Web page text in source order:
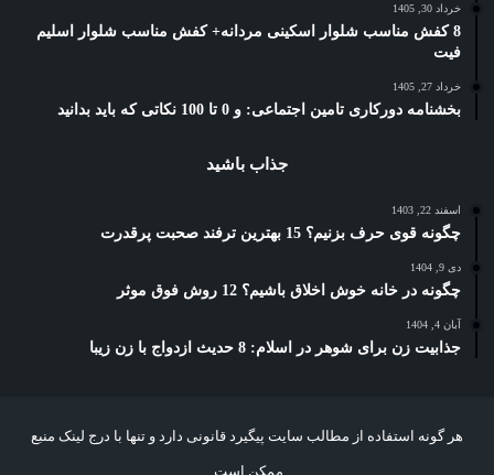
خرداد 30, 1405
8 کفش مناسب شلوار اسکینی مردانه+ کفش مناسب شلوار اسلیم
فیت
خرداد 27, 1405
بخشنامه دورکاری تامین اجتماعی: و 0 تا 100 نکاتی که باید بدانید
جذاب باشید
اسفند 22, 1403
چگونه قوی حرف بزنیم؟ 15 بهترین ترفند صحبت پرقدرت
دی 9, 1404
چگونه در خانه خوش اخلاق باشیم؟ 12 روش فوق موثر
آبان 4, 1404
جذابیت زن برای شوهر در اسلام: 8 حدیث ازدواج با زن زیبا
هر گونه استفاده از مطالب سایت پیگیرد قانونی دارد و تنها با درج لینک منبع
ممکن است.